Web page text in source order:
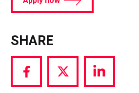
SHARE
Share
via
Share
via
Share
via